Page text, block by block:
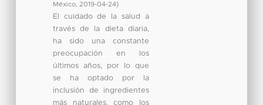
México, 2019-04-24)
El cuidado de la salud a
través de la dieta diaria,
ha sido una constante
preocupación en los
últimos años, por lo que
se ha optado por la
inclusión de ingredientes
más naturales, como los